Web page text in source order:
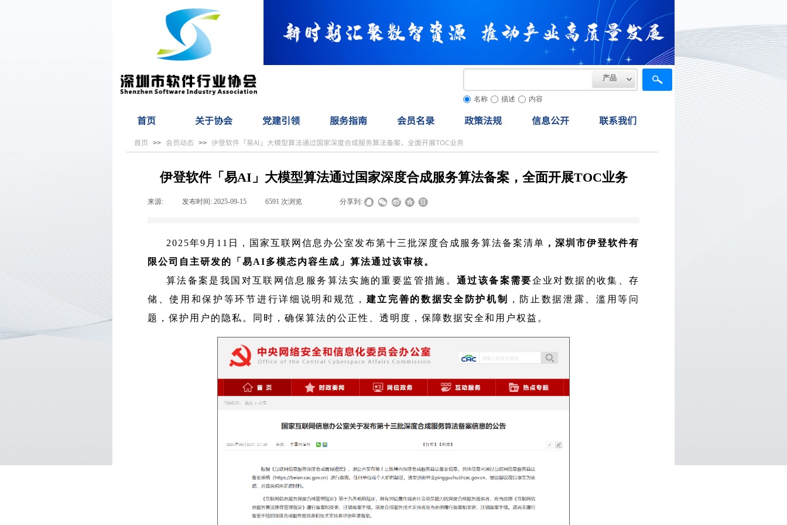
产品
名称 描述 内容
首页 关于协会 党建引领 服务指南 会员名录 政策法规 信息公开 联系我们
首页 >> 会员动态 >> 伊登软件「易AI」大模型算法通过国家深度合成服务算法备案，全面开展TOC业务
伊登软件「易AI」大模型算法通过国家深度合成服务算法备案，全面开展TOC业务
来源: 发布时间: 2025-09-15 6591 次浏览 分享到:
2025年9月11日，国家互联网信息办公室发布第十三批深度合成服务算法备案清单 ，深圳市伊登软件有
限公司自主研发的「易AI多模态内容生成」算法通过该审核。
算法备案是我国对互联网信息服务算法实施的重要监管措施。通过该备案需要企业对数据的收集、存
储、使用和保护等环节进行详细说明和规范， 建立完善的数据安全防护机制
，防止数据泄露、滥用等问
题，保护用户的隐私。同时，确保算法的公正性、透明度，保障数据安全和用户权益。